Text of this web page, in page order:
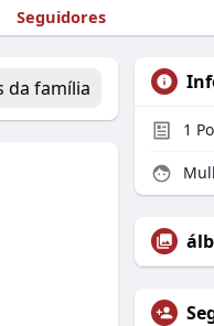
Seguidores
da família
1